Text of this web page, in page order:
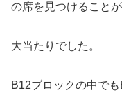
の席を見つけることが
大当たりでした。
B12ブロックの中で